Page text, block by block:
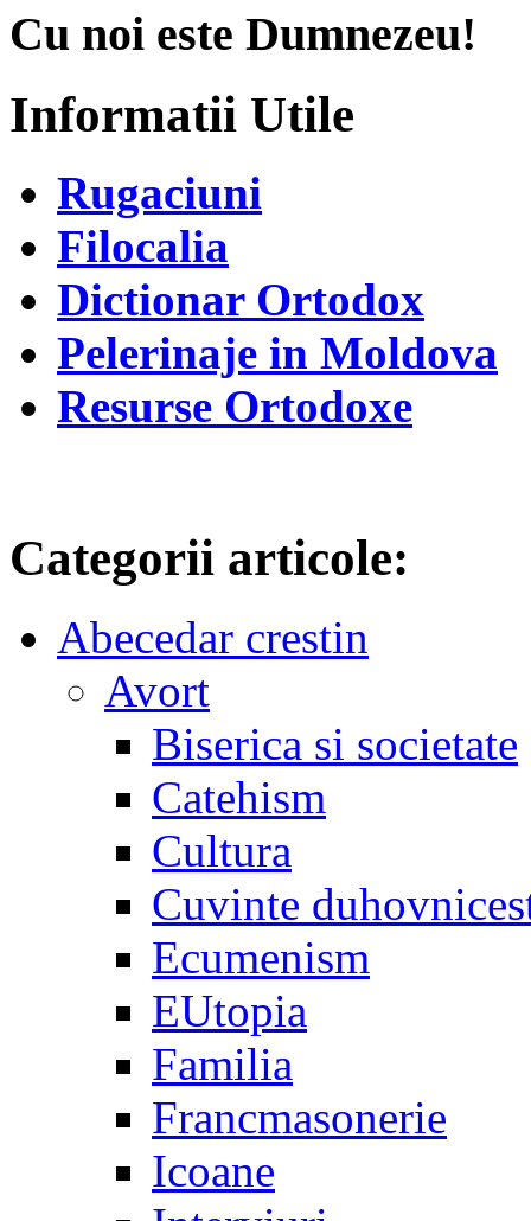
Cu noi este Dumnezeu!
Informatii Utile
Rugaciuni
Filocalia
Dictionar Ortodox
Pelerinaje in Moldova
Resurse Ortodoxe
Categorii articole:
Abecedar crestin
Avort
Biserica si societate
Catehism
Cultura
Cuvinte
Ecumenism
EUtopia
Familia
Francmasonerie
Icoane